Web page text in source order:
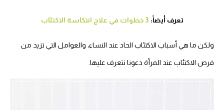
تعرف أيضاً: 3 خطوات في علاج انتكاسة الاكتئاب
ولكن ما هي أسباب الاكتئاب الحاد عند النساء، والعوامل التي تزيد من
فرص الاكتئاب عند المرأة دعونا نتعرف عليها.